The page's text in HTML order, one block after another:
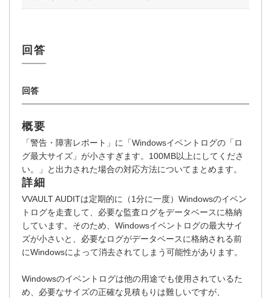
概要
「警告・障害レポート」に「Windowsイベントログの「ロ
グ最大サイズ」が小さすぎます。100MB以上にしてくださ
い。」と出力された場合の対応方法についてまとめます。
詳細
VVAULT AUDITは定期的に（1分に一度）Windowsのイベン
トログを走査して、必要な監査ログをデータベースに格納
しています。そのため、Windowsイベントログの最大サイ
ズが小さいと、必要なログがデータベースに格納される前
にWindowsによって消去されてしまう可能性があります。
Windowsのイベントログは他の用途でも使用されているた
め、必要なサイズの正確な見積もりは難しいですが、